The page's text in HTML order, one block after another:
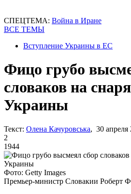
СПЕЦТЕМА: Война в Иране
ВСЕ ТЕМЫ
Вступление Украины в ЕС
Фицо грубо
словаков на
Украины
Текст: Олена Качуровська, 30 апреля
2
1944
Фото: Getty Images
Премьер-министр Словакии Роберт